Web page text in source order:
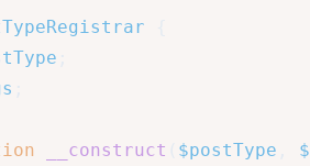
__construct $postType